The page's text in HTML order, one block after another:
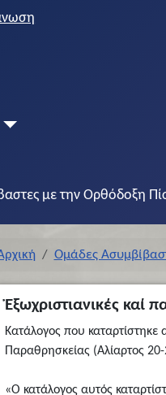
με την Ορθόδοξη
Ομάδες
Ἐξωχριστιανικές καί
Κατάλογος που
Παραθρησκείας (Αλίαρτος
«Ο κατάλογος αυτός